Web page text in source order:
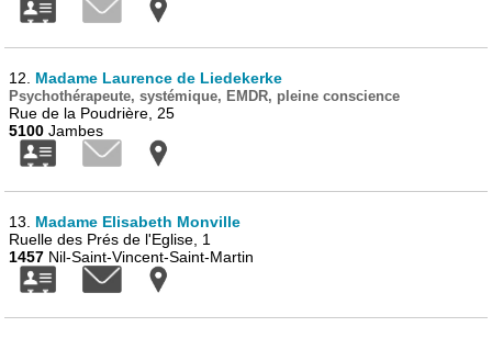
12. Madame Laurence de Liedekerke
Psychothérapeute, systémique, EMDR, pleine conscience
Rue de la Poudrière, 25
5100 Jambes
13. Madame Elisabeth Monville
Ruelle des Prés de l'Eglise, 1
1457 Nil-Saint-Vincent-Saint-Martin